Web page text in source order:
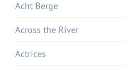
Acht Berge
Across the River
Actrices